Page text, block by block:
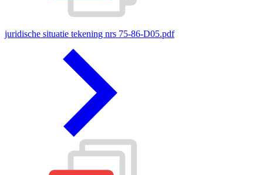
juridische situatie tekening nrs 75-86-D05.pdf